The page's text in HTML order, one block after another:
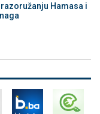
Hamasa i